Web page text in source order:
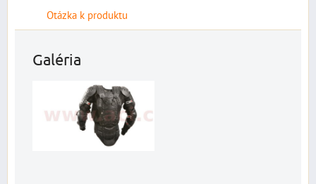
Otázka k produktu
Galéria